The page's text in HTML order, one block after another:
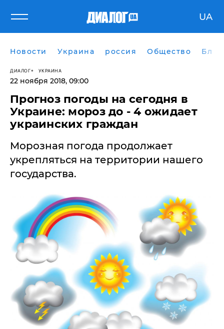
UA
Новости Украина россия Общество
ДИАЛОГ УКРАИНА
22 ноября 2018, 09:00
Прогноз погоды на сегодня в
Украине: мороз до - 4 ожидает
украинских граждан
Морозная погода продолжает
укрепляться на территории нашего
государства.